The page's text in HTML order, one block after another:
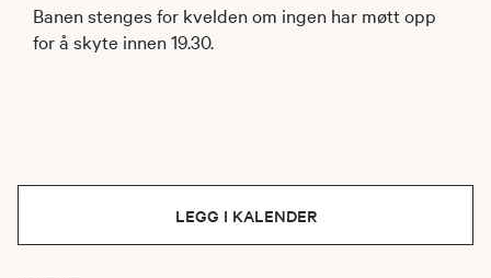
Banen stenges for kvelden om ingen har møtt opp
for å skyte innen 19.30.
LEGG I KALENDER